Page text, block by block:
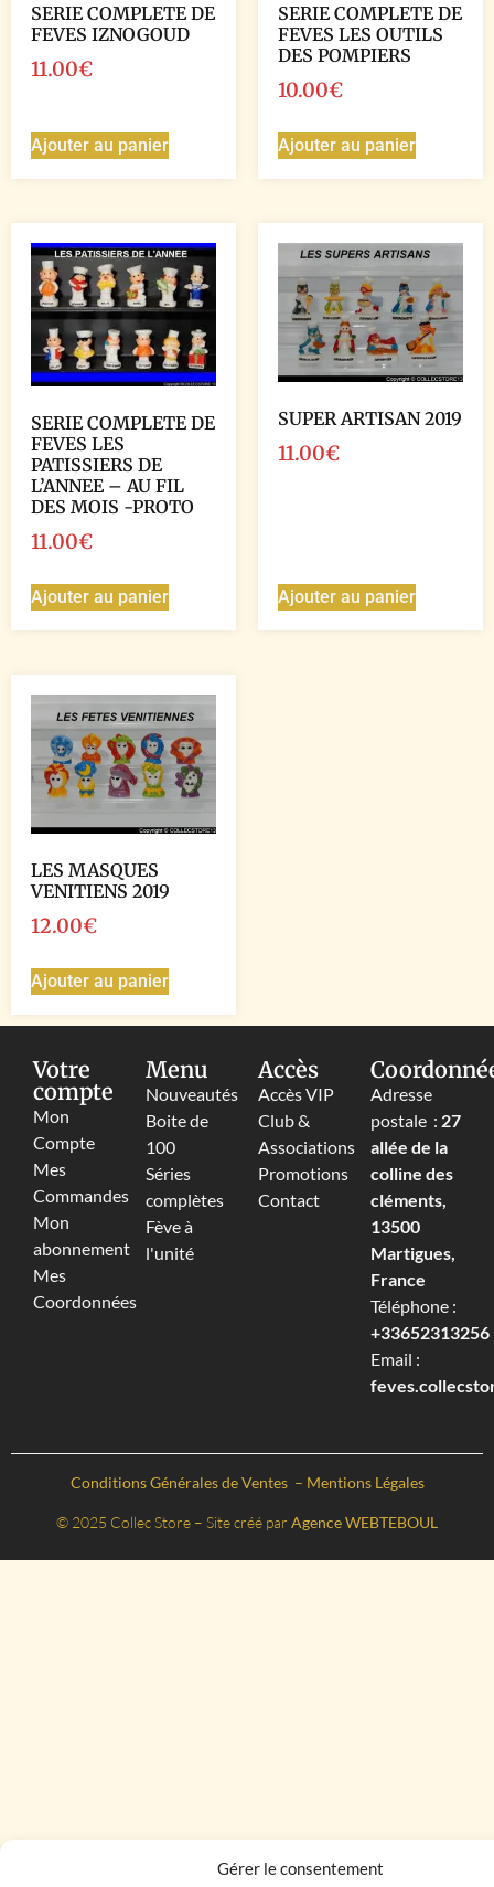
Gérer le consentement
SERIE COMPLETE DE
FEVES IZNOGOUD
11.00€
Ajouter au panier
SERIE COMPLETE DE
FEVES LES OUTILS
DES POMPIERS
10.00€
Ajouter au panier
SERIE COMPLETE DE
FEVES LES
PATISSIERS DE
L’ANNEE – AU FIL
DES MOIS -PROTO
11.00€
Ajouter au panier
SUPER ARTISAN 2019
11.00€
Ajouter au panier
LES MASQUES
VENITIENS 2019
12.00€
Ajouter au panier
Votre
compte
Mon
Compte
Mes
Commandes
Mon
abonnement
Mes
Coordonnées
Menu
Nouveautés
Boite de
100
Séries
complètes
Fève à
l'unité
Accès
Accès VIP
Club &
Associations
Promotions
Contact
Adresse
postale : 27
allée de la
colline des
cléments,
13500
Martigues,
France
Téléphone :
+33652313256‬
Email :
Conditions Générales de Ventes – Mentions Légales
© 2025 Collec Store – Site créé par Agence WEBTEBOUL